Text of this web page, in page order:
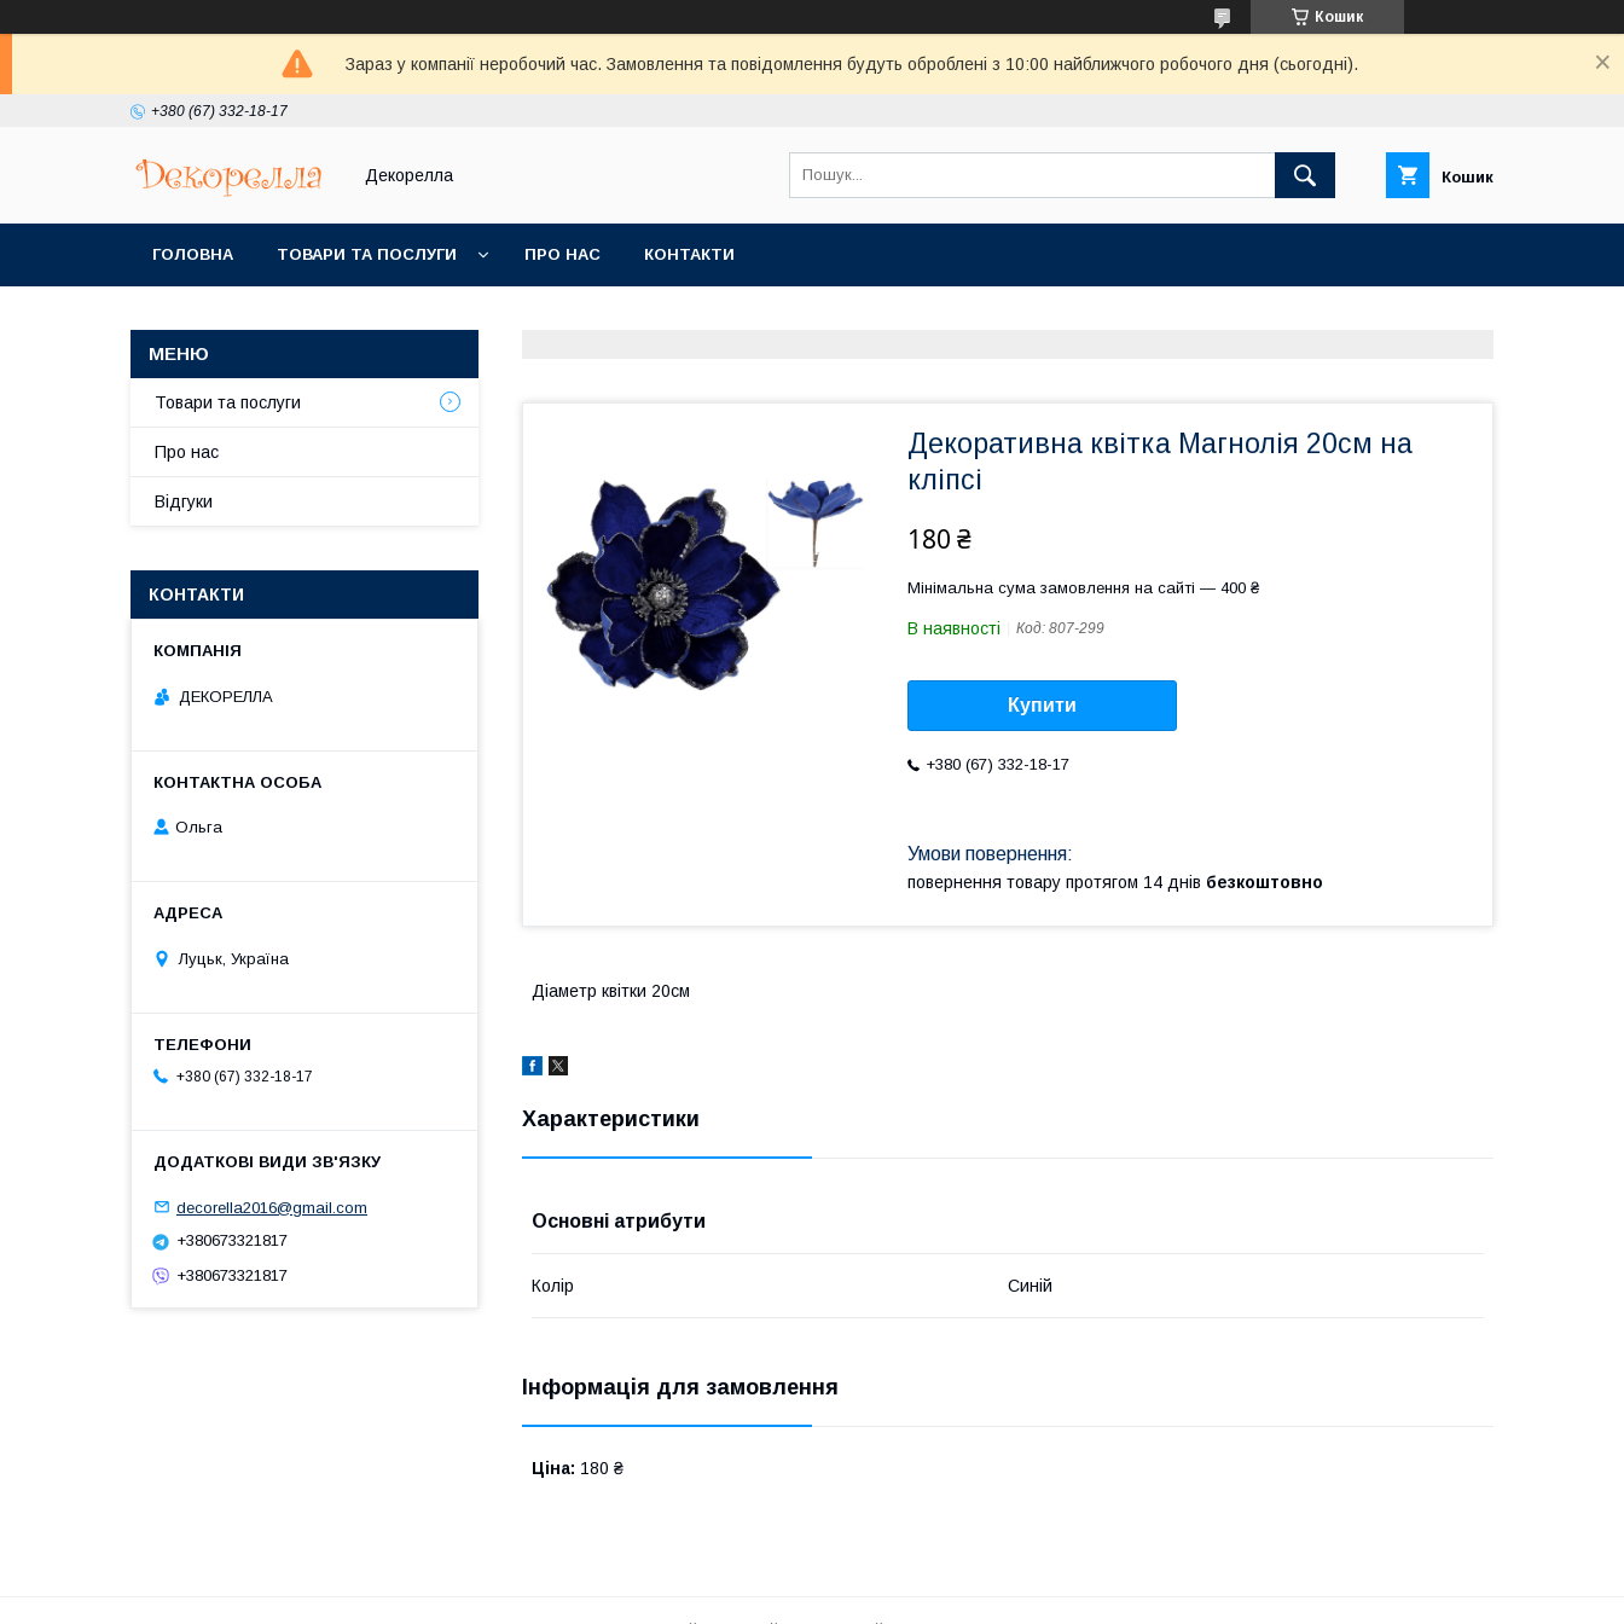
Кошик
Зараз у компанії неробочий час. Замовлення та повідомлення будуть оброблені з 10:00 найближчого робочого дня (сьогодні).
+380 (67) 332-18-17
Декорелла Кошик
ГОЛОВНА ТОВАРИ ТА ПОСЛУГИ ПРО НАС КОНТАКТИ
Декоративна квітка Магнолія 20см на
кліпсі
180 ₴
Мінімальна сума замовлення на сайті — 400 ₴
В наявності Код: 807-299
Купити
+380 (67) 332-18-17
повернення товару протягом 14 днів безкоштовно
Діаметр квітки 20см
Характеристики
Основні атрибути
Колір Синій
Інформація для замовлення
Ціна: 180 ₴
Товари та послуги
Про нас
Відгуки
КОНТАКТИ
ДЕКОРЕЛЛА
Ольга
Луцьк, Україна
+380 (67) 332-18-17
decorella2016@gmail.com
+380673321817
+380673321817